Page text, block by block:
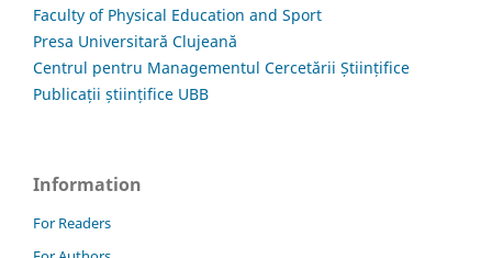
Faculty of Physical Education and Sport
Presa Universitară Clujeană
Centrul pentru Managementul Cercetării Științifice
Publicații științifice UBB
Information
For Readers